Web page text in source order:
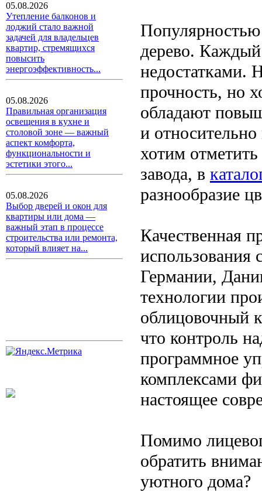
05.08.2026
Утепление балконов и
лоджий стало важной
задачей для владельцев
квартир, стремящихся
повысить
энергоэффективность...
05.08.2026
Правильная организация
освещения в кухне и
столовой зоне — важный
аспект комфорта,
функциональности и
эстетики этого...
05.08.2026
Выбор дверей и окон для
квартиры или дома —
важный этап в процессе
строительства или ремонта,
который влияет на...
Популярностью
дерево.
недостатками.
прочность, но
обладают
и
хотим
завода, в
разнообразие
Качественная
использования
Германии,
технологии
облицовочный
что контроль
программное
комплексами
настоящее
Помимо
обратить
уютного дома?